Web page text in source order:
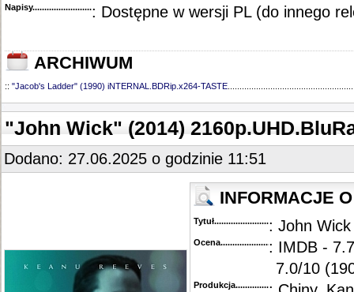
Napisy............................................: Dostępne w wersji PL (do innego
ARCHIWUM
:: "Jacob's Ladder" (1990) iNTERNAL.BDRip.x264-TASTE
"John Wick" (2014)
Dodano: 27.06.2025 o godzinie 11:51
INFORMACJE
Tytuł............................................
: John Wick
Ocena.............................................
: IMDB -
7.0/10
Produkcja.........................................